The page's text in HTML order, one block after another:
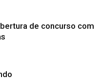
de concurso com